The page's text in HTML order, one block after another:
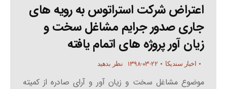
اعتراض شرکت استراتوس به رویه های
جاری صدور جرایم مشاغل سخت و
زیان آور پروژه های اتمام یافته
اخبار سندیکا ۱۳۹۸-۰۳-۲۲ نظر بدهید
موضوع مشاغل سخت و زیان آور و آرای صادره از کمیته